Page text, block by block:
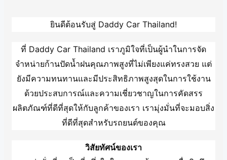
ยินดีต้อนรับสู่ Daddy Car Thailand!
ที่ Daddy Car Thailand เราภูมิใจที่เป็นผู้นำในการจัด
จำหน่ายก้านปัดน้ำฝนคุณภาพสูงที่ไม่เพียงแค่ทรงสวย แต่
ยังมีความทนทานและมีประสิทธิภาพสูงสุดในการใช้งาน
ด้วยประสบการณ์และความเชี่ยวชาญในการคัดสรร
ผลิตภัณฑ์ที่ดีที่สุดให้กับลูกค้าของเรา เรามุ่งมั่นที่จะมอบสิ่ง
ที่ดีที่สุดสำหรับรถยนต์ของคุณ
วิสัยทัศน์ของเรา